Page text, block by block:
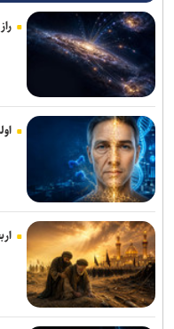
خواهد شد
نوآوری دانش‌بنیان ایرانی،
داد
عرضه شد
بالا می‌برد
کاربران بعد از این
تماس بگیرند
اسپیکر هوشمند اوپن‌ای‌آی قیمتی بین ۳۰۰ تا ۴۰۰
پژوهشگران با هوش مصنوعی